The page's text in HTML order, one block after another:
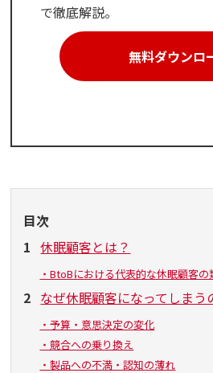
で徹底解説。
無料ダウンロ
目次
1 休眠顧客とは？
・BtoBにおける代表的な休眠顧客の
2 なぜ休眠顧客になってしまう
・予算・意思決定の変化
・競合への乗り換え
・製品への不満・認知の薄れ